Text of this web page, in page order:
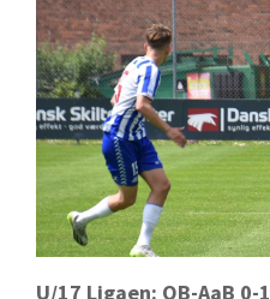
U/17 Ligaen: OB-AaB 0-1